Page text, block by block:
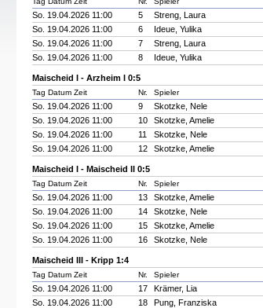
So. 19.04.2026 11:00 5 Streng, Laura
So. 19.04.2026 11:00
6 Ideue, Yulika
So. 19.04.2026 11:00
7 Streng, Laura
So. 19.04.2026 11:00
8 Ideue, Yulika
Maischeid I - Arzheim I 0:5
Tag Datum Zeit Nr. Spieler
So. 19.04.2026 11:00 9 Skotzke, Nele
So. 19.04.2026 11:00
10 Skotzke, Amelie
So. 19.04.2026 11:00
11 Skotzke, Nele
So. 19.04.2026 11:00
12 Skotzke, Amelie
Maischeid I - Maischeid II 0:5
Tag Datum Zeit Nr. Spieler
So. 19.04.2026 11:00 13 Skotzke, Amelie
So. 19.04.2026 11:00
14 Skotzke, Nele
So. 19.04.2026 11:00
15 Skotzke, Amelie
So. 19.04.2026 11:00
16 Skotzke, Nele
Maischeid III - Kripp 1:4
Tag Datum Zeit Nr. Spieler
So. 19.04.2026 11:00 17 Krämer, Lia
So. 19.04.2026 11:00
18 Pung, Franziska